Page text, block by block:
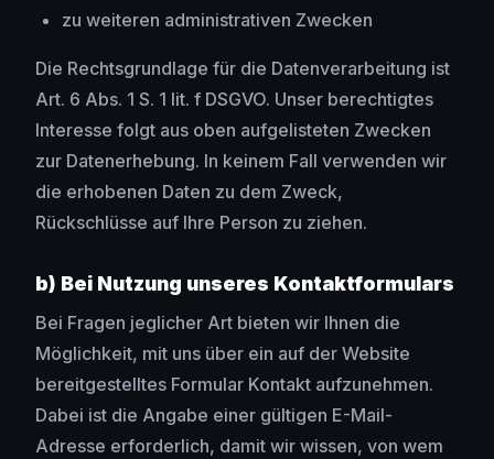
zu weiteren administrativen Zwecken
Die Rechtsgrundlage für die Datenverarbeitung ist
Art. 6 Abs. 1 S. 1 lit. f DSGVO. Unser berechtigtes
Interesse folgt aus oben aufgelisteten Zwecken
zur Datenerhebung. In keinem Fall verwenden wir
die erhobenen Daten zu dem Zweck,
Rückschlüsse auf Ihre Person zu ziehen.
b) Bei Nutzung unseres Kontaktformulars
Bei Fragen jeglicher Art bieten wir Ihnen die
Möglichkeit, mit uns über ein auf der Website
bereitgestelltes Formular Kontakt aufzunehmen.
Dabei ist die Angabe einer gültigen E-Mail-
Adresse erforderlich, damit wir wissen, von wem